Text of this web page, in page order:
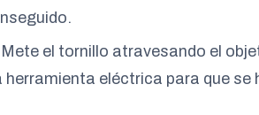
Mete el tornillo atravesando el
eléctrica para que